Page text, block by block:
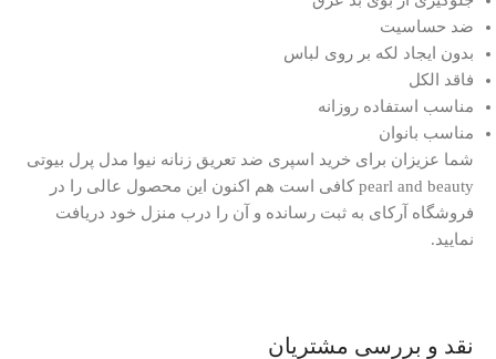
ضد حساسیت
بدون ایجاد لکه بر روی لباس
فاقد الکل
مناسب استفاده روزانه
مناسب بانوان
شما عزیزان برای خرید اسپری ضد تعریق زنانه نیوا مدل پرل بیوتی
pearl and beauty کافی است هم اکنون این محصول عالی را در
فروشگاه آرکای به ثبت رسانده و آن را درب منزل خود دریافت
نمایید.
نقد و بررسی مشتریان